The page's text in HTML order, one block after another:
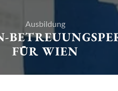
Ausbildung
FÜR WIEN